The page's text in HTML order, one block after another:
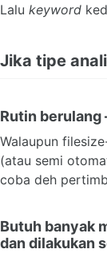
Lalu keyword
Jika tipe
Rutin berulang
Walaupun
(atau semi
coba deh
Butuh banyak
dan dilakukan